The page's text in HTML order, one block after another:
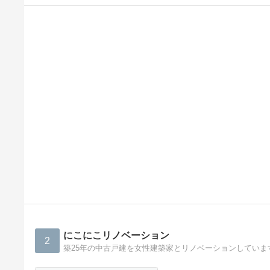
2 にこにこリノベーション
築25年の中古戸建を女性建築家とリノベーションしていま